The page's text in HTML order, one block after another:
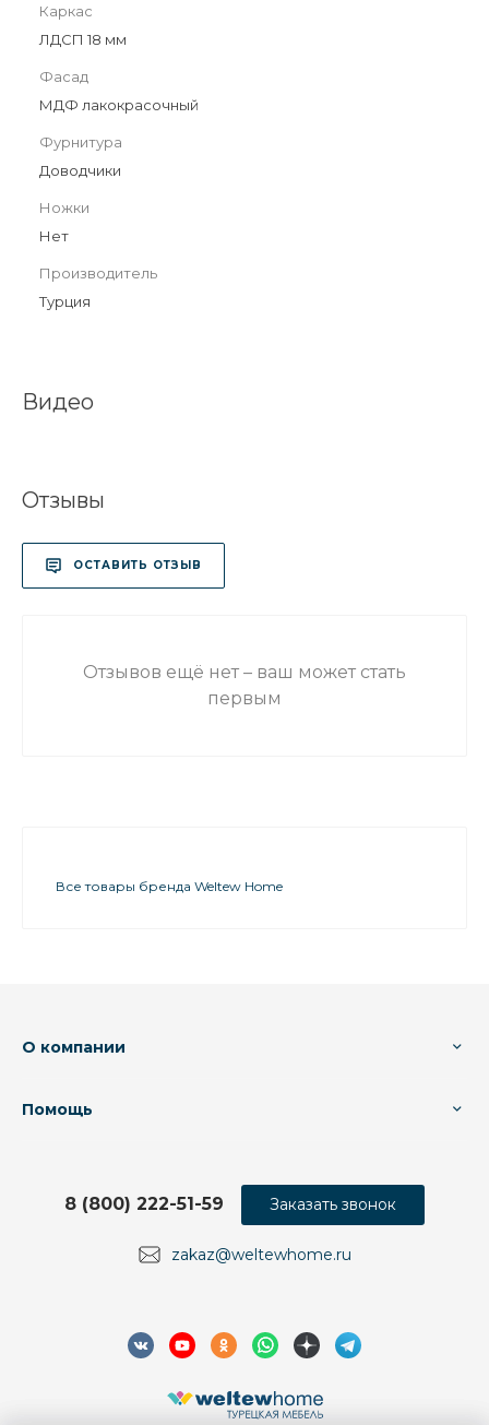
Каркас
ЛДСП 18 мм
Фасад
МДФ лакокрасочный
Фурнитура
Доводчики
Ножки
Нет
Производитель
Турция
Видео
Отзывы
ОСТАВИТЬ ОТЗЫВ
Отзывов ещё нет – ваш может стать
первым
Все товары бренда Weltew Home
О компании
Помощь
zakaz@weltewhome.ru
8 (800) 222-51-59 Заказать звонок